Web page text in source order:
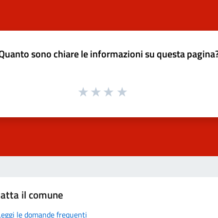
sono chiare le informazioni su questa
il comune
le domande frequenti